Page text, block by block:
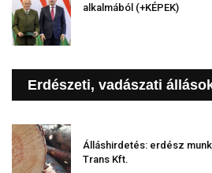
alkalmából (+KÉPEK)
Erdészeti, vadászati
Álláshirdetés: erdész
Trans Kft.